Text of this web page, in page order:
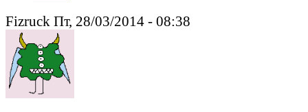
Fizruck Пт, 28/03/2014 - 08:38